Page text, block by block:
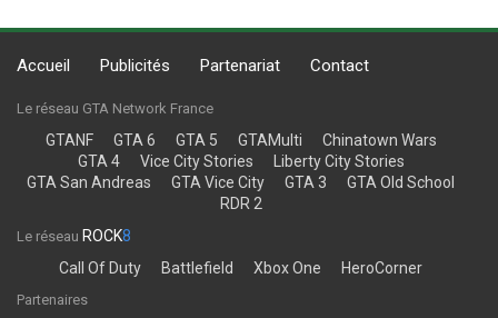
Accueil Publicités Partenariat Contact
Le réseau GTA Network France
GTANF GTA 6 GTA 5 GTAMulti
Chinatown Wars
GTA 4
Vice City Stories
Liberty City Stories
GTA San Andreas
GTA Vice City GTA 3
GTA Old School
RDR 2
Le réseau ROCK8
Call Of Duty
Battlefield Xbox One HeroCorner
Partenaires